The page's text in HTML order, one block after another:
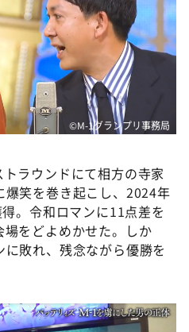
©️M-1グランプリ事務局
ラウンドにて相方の寺家
爆笑を巻き起こし、2024年
。令和ロマンに11点差を
をどよめかせた。しか
敗れ、残念ながら優勝を